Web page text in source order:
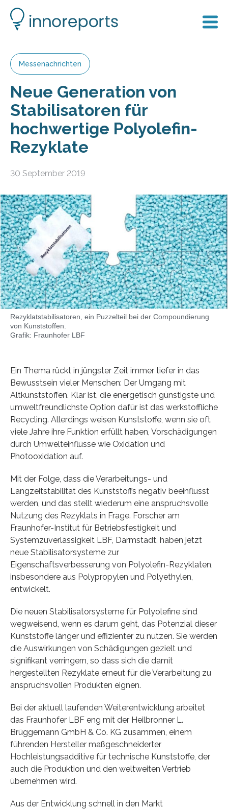
Messenachrichten
Neue Generation von
Stabilisatoren für
hochwertige Polyolefin-
Rezyklate
30 September 2019
Rezyklatstabilisatoren, ein Puzzelteil bei der Compoundierung
von Kunststoffen.
Grafik: Fraunhofer LBF
Ein Thema rückt in jüngster Zeit immer tiefer in das
Bewusstsein vieler Menschen: Der Umgang mit
Altkunststoffen. Klar ist, die energetisch günstigste und
umweltfreundlichste Option dafür ist das werkstoffliche
Recycling. Allerdings weisen Kunststoffe, wenn sie oft
viele Jahre ihre Funktion erfüllt haben, Vorschädigungen
durch Umwelteinflüsse wie Oxidation und
Photooxidation auf.
Mit der Folge, dass die Verarbeitungs- und
Langzeitstabilität des Kunststoffs negativ beeinflusst
werden, und das stellt wiederum eine anspruchsvolle
Nutzung des Rezyklats in Frage. Forscher am
Fraunhofer-Institut für Betriebsfestigkeit und
Systemzuverlässigkeit LBF, Darmstadt, haben jetzt
neue Stabilisatorsysteme zur
Eigenschaftsverbesserung von Polyolefin-Rezyklaten,
insbesondere aus Polypropylen und Polyethylen,
entwickelt.
Die neuen Stabilisatorsysteme für Polyolefine sind
wegweisend, wenn es darum geht, das Potenzial dieser
Kunststoffe länger und effizienter zu nutzen. Sie werden
die Auswirkungen von Schädigungen gezielt und
signifikant verringern, so dass sich die damit
hergestellten Rezyklate erneut für die Verarbeitung zu
anspruchsvollen Produkten eignen.
Bei der aktuell laufenden Weiterentwicklung arbeitet
das Fraunhofer LBF eng mit der Heilbronner L.
Brüggemann GmbH & Co. KG zusammen, einem
führenden Hersteller maßgeschneiderter
Hochleistungsadditive für technische Kunststoffe, der
auch die Produktion und den weltweiten Vertrieb
übernehmen wird.
Aus der Entwicklung schnell in den Markt